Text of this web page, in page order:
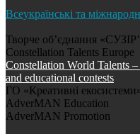
Всеукраїнські та
Творче об’єднання
Constellation Talents Europe
Constellation World Talents
and educational contests
ГО «Креативні
AdverMAN Education
AdverMAN Promotion